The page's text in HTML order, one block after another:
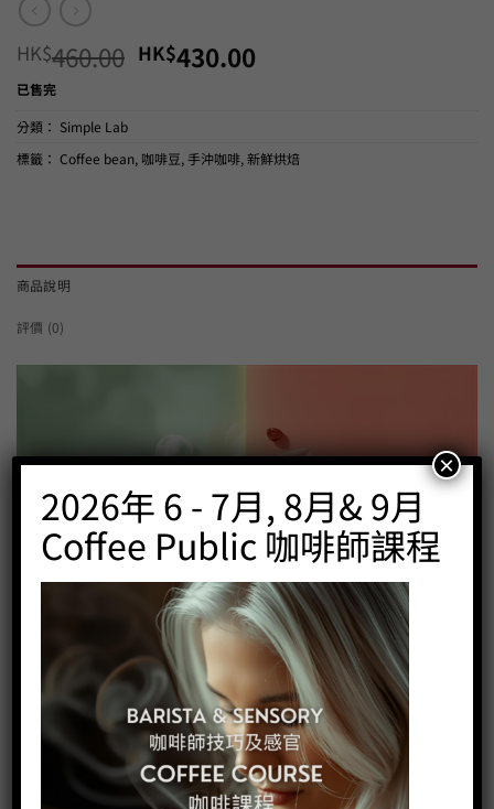
HK$460.00 Original
price
HK$430.00Current
已售完
分類： Simple Lab
標籤： Coffee bean, 咖啡豆, 手沖咖啡, 新鮮烘焙
商品說明
評價 (0)
2026年 6 - 7月, 8月& 9月
Coffee Public 咖啡師課程
×